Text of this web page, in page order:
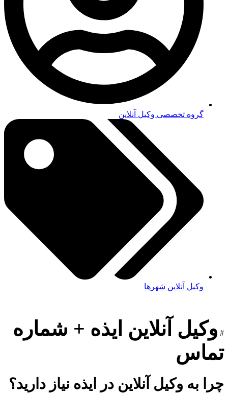
گروه تخصصی وکیل آنلاین
وکیل آنلاین شهرها
آنلاین ایذه + شماره
به وکیل آنلاین در ایذه نیاز دارید؟